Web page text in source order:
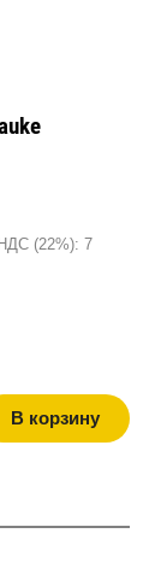
(22%): 7
В корзину